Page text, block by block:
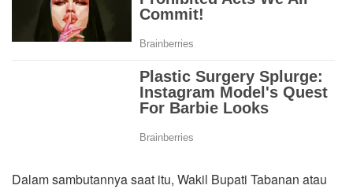
Dalam sambutannya saat itu, Wakil Bupati Tabanan atau